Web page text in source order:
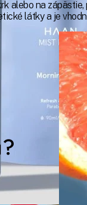
alebo na
látky a je